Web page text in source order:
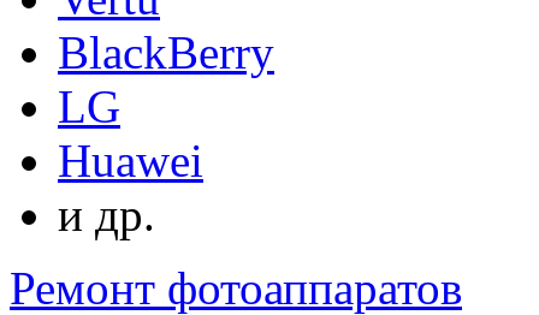
BlackBerry
LG
Huawei
и др.
Ремонт фотоаппаратов